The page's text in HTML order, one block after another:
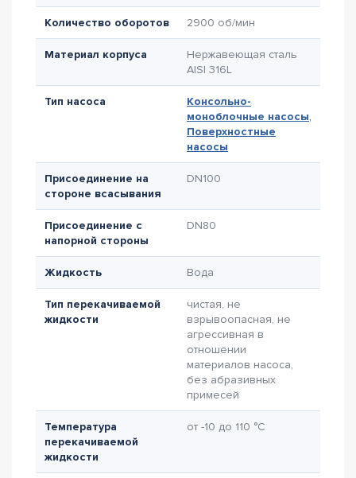
Количество оборотов 2900 об/мин
Материал корпуса
Нержавеющая сталь
AISI 316L
Тип насоса
Консольно-
моноблочные насосы,
Поверхностные
насосы
Присоединение на
стороне всасывания
DN100
Присоединение с
напорной стороны
DN80
Жидкость Вода
Тип перекачиваемой
жидкости
чистая, не
взрывоопасная, не
агрессивная в
отношении
материалов насоса,
без абразивных
примесей
Температура
перекачиваемой
жидкости
от -10 до 110 °C